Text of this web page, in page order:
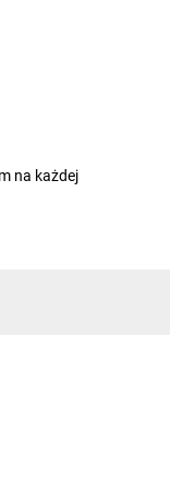
na każdej